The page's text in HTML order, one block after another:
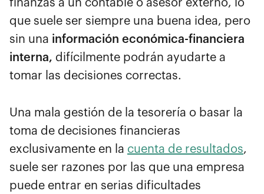
finanzas a un contable o asesor externo, lo
que suele ser siempre una buena idea, pero
sin una información económica-financiera
interna, difícilmente podrán ayudarte a
tomar las decisiones correctas.
Una mala gestión de la tesorería o basar la
toma de decisiones financieras
exclusivamente en la cuenta de resultados,
suele ser razones por las que una empresa
puede entrar en serias dificultades